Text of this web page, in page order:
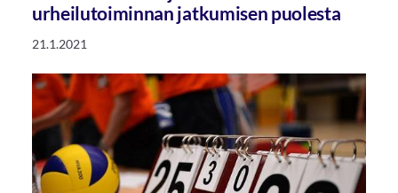
urheilutoiminnan jatkumisen puolesta
21.1.2021